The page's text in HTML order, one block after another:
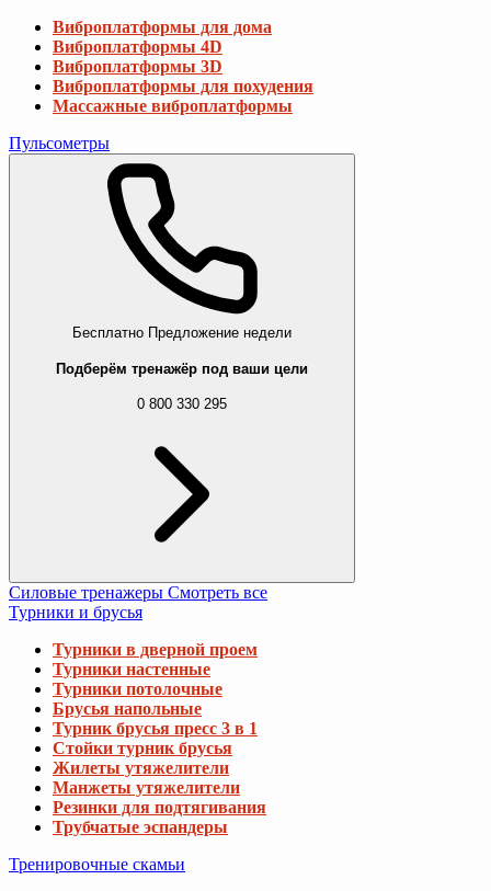
Виброплатформы для дома
Виброплатформы 4D
Виброплатформы 3D
Виброплатформы для похудения
Массажные виброплатформы
Пульсометры
Бесплатно Предложение недели
Подберём тренажёр под ваши цели
0 800 330 295
Силовые тренажеры Смотреть все
Турники и брусья
Турники в дверной проем
Турники настенные
Турники потолочные
Брусья напольные
Турник брусья пресс 3 в 1
Стойки турник брусья
Жилеты утяжелители
Манжеты утяжелители
Резинки для подтягивания
Трубчатые эспандеры
Тренировочные скамьи